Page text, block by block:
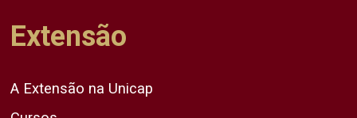
Extensão
A Extensão na Unicap